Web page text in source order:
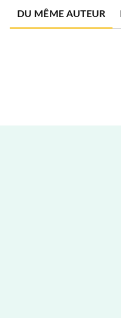
DU MÊME AUTEUR